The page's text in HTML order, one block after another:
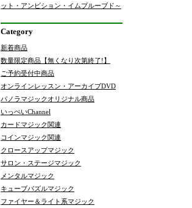
ット・アンビション・イムプルーブド～
Category
新着商品
数量限定商品【無くなり次第終了!】
ご予約受付中商品
オンラインレッスン・アーカイブDVD
パノラマジックオリジナル商品
いっぺいChannel
カードマジック関連
コインマジック関連
クロースアップマジック
サロン・ステージマジック
メンタルマジック
キューブパズルマジック
ファイヤー＆ライト系マジック